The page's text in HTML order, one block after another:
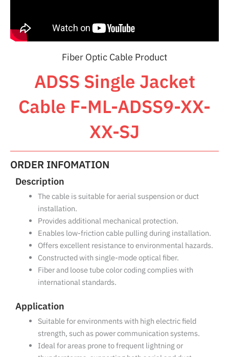
Fiber Optic Cable Product
ADSS Single Jacket
Cable F-ML-ADSS9-XX-
XX-SJ
ORDER INFOMATION
Description
The cable is suitable for aerial suspension or duct
installation.
Provides additional mechanical protection.
Enables low-friction cable pulling during installation.
Offers excellent resistance to environmental hazards.
Constructed with single-mode optical fiber.
Fiber and loose tube color coding complies with
international standards.
Application
Suitable for environments with high electric field
strength, such as power communication systems.
Ideal for areas prone to frequent lightning or